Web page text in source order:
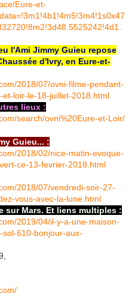
Eure-et-
l'Ami Jimmy Guieu repose
d'Ivry, en Eure-et-
2018/07/ovni-filme-pendant-
loir-le-18-juillet-2018.html
lieux :
search/ovni%20Eure-et-Loir/
Guieu... :
2018/02/nice-matin-evoque-
ce-13-fevrier-2018.html
2018/07/vendredi-soir-27-
vous-avec-la-lune.html
sur Mars. Et liens multiples :
2019/04/il-y-a-une-maison-
610-bonjour-aux-